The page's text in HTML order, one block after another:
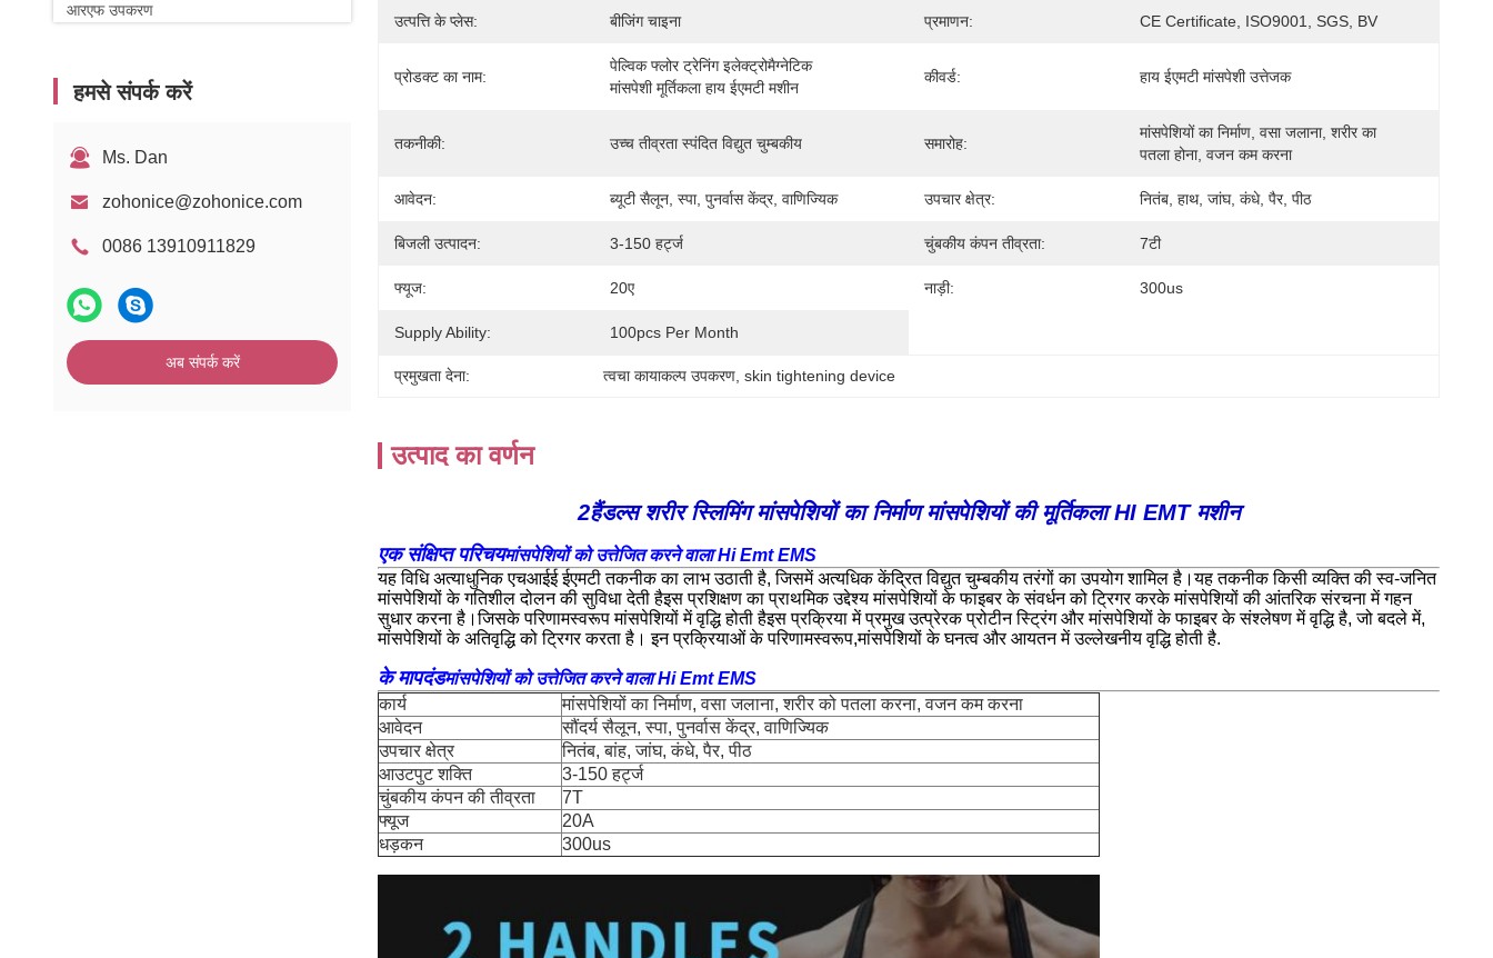
आरएफ उपकरण
1470nm डायोड लेजर
हमसे संपर्क करें
Ms. Dan
zohonice@zohonice.com
0086 13910911829
अब संपर्क करें
उत्पत्ति के प्लेस: बीजिंग चाइना प्रमाणन: CE Certificate, ISO9001, SGS, BV
प्रोडक्ट का नाम:
पेल्विक फ्लोर ट्रेनिंग इलेक्ट्रोमैग्नेटिक
मांसपेशी मूर्तिकला हाय ईएमटी मशीन
कीवर्ड: हाय ईएमटी मांसपेशी उत्तेजक
तकनीकी: उच्च तीव्रता स्पंदित विद्युत चुम्बकीय समारोह:
मांसपेशियों का निर्माण, वसा जलाना, शरीर का
पतला होना, वजन कम करना
आवेदन: ब्यूटी सैलून, स्पा, पुनर्वास केंद्र, वाणिज्यिक उपचार क्षेत्र: नितंब, हाथ, जांघ, कंधे, पैर, पीठ
बिजली उत्पादन: 3-150 हर्ट्ज चुंबकीय कंपन तीव्रता: 7टी
फ्यूज: 20ए नाड़ी: 300us
Supply Ability: 100pcs Per Month
प्रमुखता देना: त्वचा कायाकल्प उपकरण , skin tightening device
उत्पाद का वर्णन
2हैंडल्स शरीर स्लिमिंग मांसपेशियों का निर्माण मांसपेशियों की मूर्तिकला HI EMT मशीन
एक संक्षिप्त परिचयमांसपेशियों को उत्तेजित करने वाला Hi Emt EMS
यह विधि अत्याधुनिक एचआईई ईएमटी तकनीक का लाभ उठाती है, जिसमें अत्यधिक केंद्रित विद्युत चुम्बकीय तरंगों का उपयोग शामिल है।यह तकनीक किसी व्यक्ति की स्व-जनित
मांसपेशियों के गतिशील दोलन की सुविधा देती हैइस प्रशिक्षण का प्राथमिक उद्देश्य मांसपेशियों के फाइबर के संवर्धन को ट्रिगर करके मांसपेशियों की आंतरिक संरचना में गहन
सुधार करना है।जिसके परिणामस्वरूप मांसपेशियों में वृद्धि होती हैइस प्रक्रिया में प्रमुख उत्प्रेरक प्रोटीन स्ट्रिंग और मांसपेशियों के फाइबर के संश्लेषण में वृद्धि है, जो बदले में,
मांसपेशियों के अतिवृद्धि को ट्रिगर करता है। इन प्रक्रियाओं के परिणामस्वरूप,मांसपेशियों के घनत्व और आयतन में उल्लेखनीय वृद्धि होती है.
के मापदंडमांसपेशियों को उत्तेजित करने वाला Hi Emt EMS
कार्य
मांसपेशियों का निर्माण, वसा जलाना, शरीर को पतला करना, वजन कम करना
आवेदन
सौंदर्य सैलून, स्पा, पुनर्वास केंद्र, वाणिज्यिक
उपचार क्षेत्र
नितंब, बांह, जांघ, कंधे, पैर, पीठ
आउटपुट शक्ति
3-150 हर्ट्ज
चुंबकीय कंपन की तीव्रता
7T
फ्यूज
20A
धड़कन
300us